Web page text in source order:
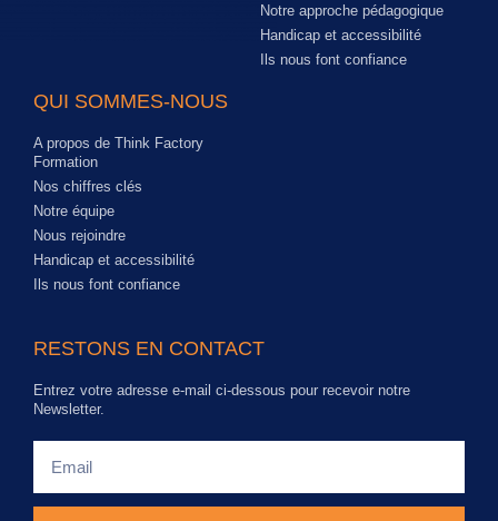
Notre approche pédagogique
Handicap et accessibilité
Ils nous font confiance
QUI SOMMES-NOUS
A propos de Think Factory
Formation
Nos chiffres clés
Notre équipe
Nous rejoindre
Handicap et accessibilité
Ils nous font confiance
RESTONS EN CONTACT
Entrez votre adresse e-mail ci-dessous pour recevoir notre
Newsletter.